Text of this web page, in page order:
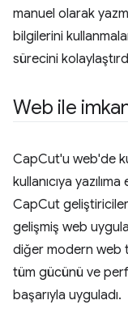
manuel olarak
bilgilerini
sürecini
Web ile
CapCut'u web'de
kullanıcıya
CapCut
gelişmiş web
diğer modern web
tüm gücünü ve
başarıyla uyguladı.